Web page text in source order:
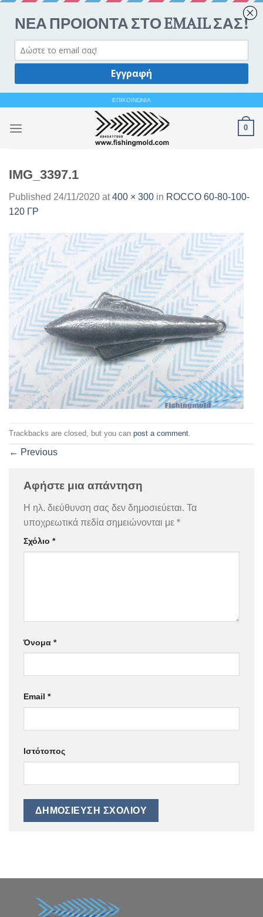
content
ΕΠΙΚΟΙΝΩΝΙΑ
0
IMG_3397.1
Published 24/11/2020 at400 × 300 in ROCCO 60-80-100-
120 ΓΡ
Trackbacks are closed, but you can post a comment
← Previous
Αφήστε μια απάντηση
Η ηλ. διεύθυνση σας δεν δημοσιεύεται. Τα
υποχρεωτικά πεδία σημειώνονται με *
Σχόλιο *
Όνομα *
Email *
Ιστότοπος